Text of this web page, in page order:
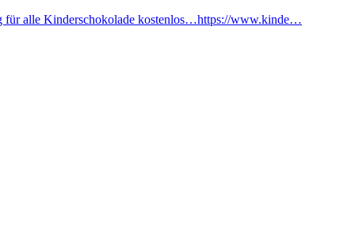
für alle Kinderschokolade kostenlos…https://www.kinde…